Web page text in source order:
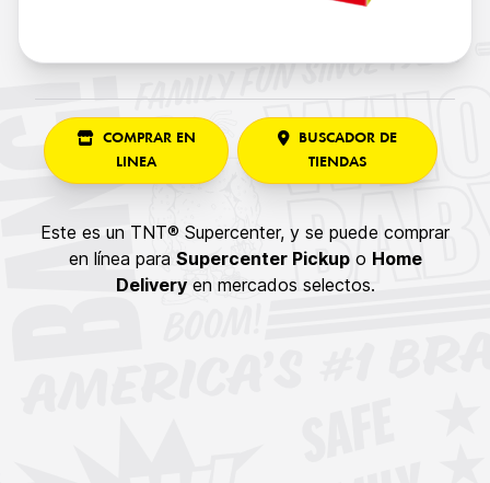
COMPRAR EN
LINEA
BUSCADOR DE
TIENDAS
Este es un TNT® Supercenter, y se puede comprar
en línea para Supercenter Pickupo Home
Deliveryen mercados selectos.